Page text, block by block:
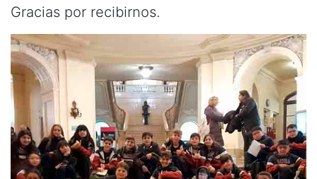
Gracias por recibirnos.